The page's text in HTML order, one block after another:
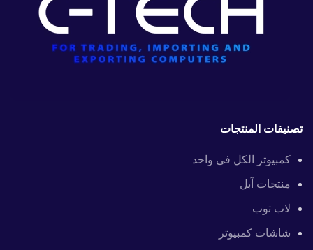
تصنيفات المنتجات
كمبيوتر الكل فى واحد
منتجات آبل
لاب توب
شاشات كمبيوتر